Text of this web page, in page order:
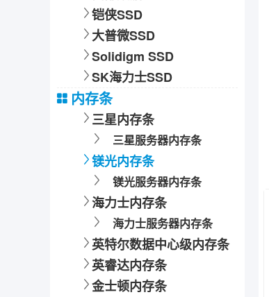
铠侠SSD
大普微SSD
Solidigm SSD
SK海力士SSD
内存条
三星内存条
三星服务器内存条
镁光内存条
镁光服务器内存条
海力士内存条
海力士服务器内存条
英特尔数据中心级内存条
英睿达内存条
金士顿内存条